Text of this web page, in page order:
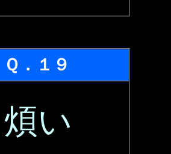
Ｑ．１９
煩い